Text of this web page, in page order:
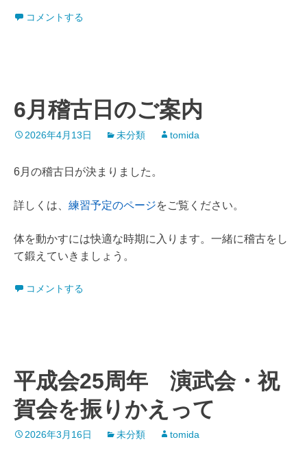
コメントする
6月稽古日のご案内
2026年4月13日 未分類 tomida
6月の稽古日が決まりました。
詳しくは、 練習予定のページをご覧ください。
体を動かすには快適な時期に入ります。一緒に稽古をし
て鍛えていきましょう。
コメントする
平成会25周年 演武会・祝
賀会を振りかえって
2026年3月16日 未分類 tomida